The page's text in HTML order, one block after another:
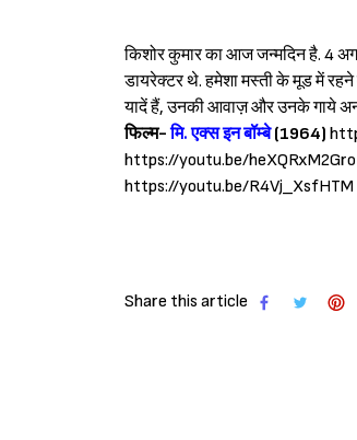
किशोर कुमार का आज जन्मदिन है. 4
डायरेक्टर थे. हमेशा मस्ती के मूड में रहने
यादें हैं, उनकी आवाज़ और उनके गाये
फिल्म-मि. एक्स इन बॉम्बे(1964)
https://youtu.be/
https://youtu.be/
Share this article